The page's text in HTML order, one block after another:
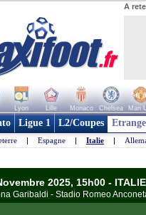
A
Lyon Lille Monaco Chelsea Man
Ligue 1 L2/Coupes
| Espagne | Italie |
2025, 15h00 -
Garibaldi - Stadio Romeo